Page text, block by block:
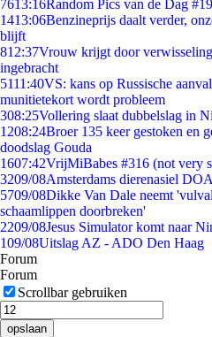
7613:16Random Pics van de Dag
1413:06Benzineprijs daalt verder,
blijft
812:37Vrouw krijgt door
ingebracht
5111:40VS: kans op Russische
munitietekort wordt probleem
308:25Vollering slaat dubbelslag in
1208:24Broer 135 keer gestoken en
doodslag Gouda
1607:42VrijMiBabes #316 (not very
3209/08Amsterdams dierenasiel
5709/08Dikke Van Dale neemt
schaamlippen doorbreken'
2209/08Jesus Simulator komt naar
109/08Uitslag AZ - ADO Den Haag
Forum
Forum
Scrollbar gebruiken
opslaan